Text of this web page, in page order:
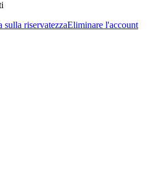
sulla riservatezzaEliminare l'account